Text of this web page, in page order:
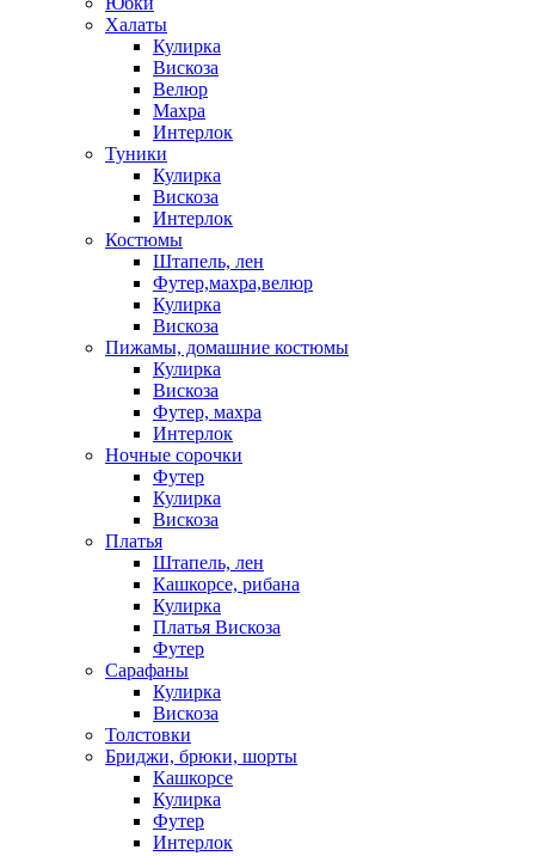
Халаты
Кулирка
Вискоза
Велюр
Махра
Интерлок
Туники
Кулирка
Вискоза
Интерлок
Костюмы
Штапель, лен
Футер,махра,велюр
Кулирка
Вискоза
Пижамы, домашние костюмы
Кулирка
Вискоза
Футер, махра
Интерлок
Ночные сорочки
Футер
Кулирка
Вискоза
Платья
Штапель, лен
Кашкорсе, рибана
Кулирка
Платья Вискоза
Футер
Сарафаны
Кулирка
Вискоза
Толстовки
Бриджи, брюки, шорты
Кашкорсе
Кулирка
Футер
Интерлок